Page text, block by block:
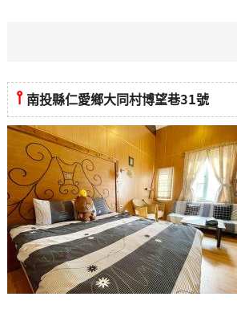
⫯ 南投縣仁愛鄉大同村博望巷31號